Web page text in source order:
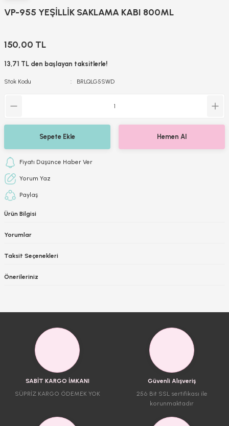
VP-955 YEŞİLLİK SAKLAMA KABI 800ML
150,00 TL
13,71 TL den başlayan taksitlerle!
Stok Kodu BRLQLG5SWD
Sepete Ekle Hemen Al
Fiyatı Düşünce Haber Ver
Yorum Yaz
Paylaş
Ürün Bilgisi
Yorumlar
Taksit Seçenekleri
Önerileriniz
SABİT KARGO İMKANI
SÜPRİZ KARGO ÖDEMEK YOK
Güvenli Alışveriş
256 Bit SSL sertifikası ile
korunmaktadır